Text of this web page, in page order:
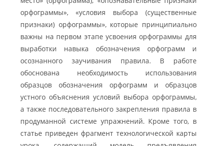
орфограммы», «условия выбора (существенные
признаки) орфограммы», которые принципиально
важны на первом этапе усвоения орфограммы для
выработки навыка обозначения орфограмм и
осознанного заучивания правила. В работе
обоснована необходимость использования
образцов обозначения орфограмм и образцов
устного объяснения условий выбора орфограммы,
а также последовательного закрепления правила в
продуманной системе упражнений. Кроме того, в
статье приведен фрагмент технологической карты